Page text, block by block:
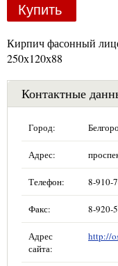
Купить
Кирпич фасонный
250х120х88
Контактные
Город:
Адрес:
Телефон: 8-910-
Факс: 8-920-
Адрес
сайта:
http://